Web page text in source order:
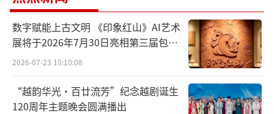
数字赋能上古文明 《印象红山》AI艺术
展将于2026年7月30日亮相第三届包头
艺博会
2026-07-23 10:10:08
“越韵华光·百廿流芳”纪念越剧诞生
120周年主题晚会圆满播出